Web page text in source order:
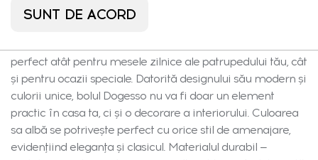
Dogesso este un bol pentru animale de companie de
perfect atât pentru mesele zilnice ale patrupedului tău, cât
și pentru ocazii speciale. Datorită designului său modern și
culorii unice, bolul Dogesso nu va fi doar un element
practic în casa ta, ci și o decorare a interiorului. Culoarea
sa albă se potrivește perfect cu orice stil de amenajare,
evidențiind eleganța și clasicul. Materialul durabil —
SUNT DE ACORD